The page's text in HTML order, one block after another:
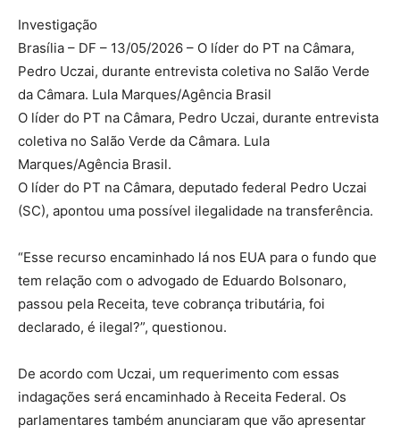
Investigação
Brasília – DF – 13/05/2026 – O líder do PT na Câmara,
Pedro Uczai, durante entrevista coletiva no Salão Verde
da Câmara. Lula Marques/Agência Brasil
O líder do PT na Câmara, Pedro Uczai, durante entrevista
coletiva no Salão Verde da Câmara. Lula
Marques/Agência Brasil.
O líder do PT na Câmara, deputado federal Pedro Uczai
(SC), apontou uma possível ilegalidade na transferência.
“Esse recurso encaminhado lá nos EUA para o fundo que
tem relação com o advogado de Eduardo Bolsonaro,
passou pela Receita, teve cobrança tributária, foi
declarado, é ilegal?”, questionou.
De acordo com Uczai, um requerimento com essas
indagações será encaminhado à Receita Federal. Os
parlamentares também anunciaram que vão apresentar